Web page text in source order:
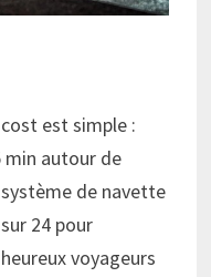
est simple :
min autour de
de navette
24 pour
voyageurs